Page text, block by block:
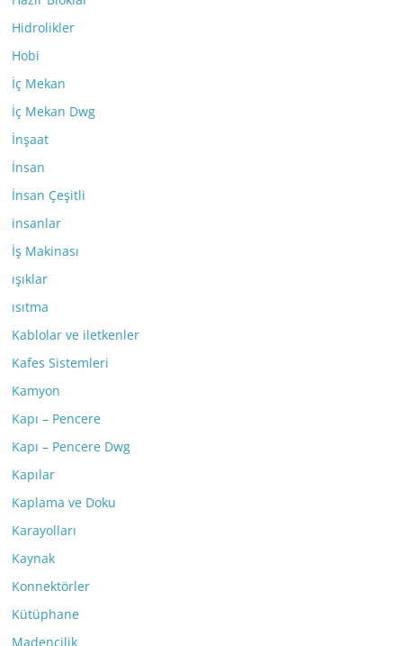
Hidrolikler
Hobi
İç Mekan
İç Mekan Dwg
İnşaat
İnsan
İnsan Çeşitli
insanlar
İş Makinası
ışıklar
ısıtma
Kablolar ve iletkenler
Kafes Sistemleri
Kamyon
Kapı – Pencere
Kapı – Pencere Dwg
Kapılar
Kaplama ve Doku
Karayolları
Kaynak
Konnektörler
Kütüphane
Madencilik